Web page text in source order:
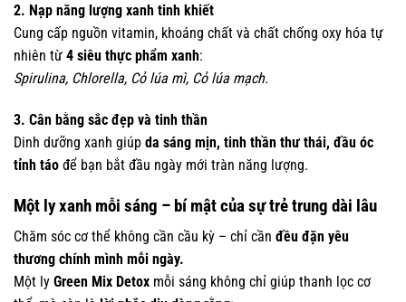
2. Nạp năng lượng xanh tinh khiết
Cung cấp nguồn vitamin, khoáng chất và chất chống oxy hóa tự
nhiên từ 4 siêu thực phẩm xanh:
Spirulina, Chlorella, Cỏ lúa mì, Cỏ lúa mạch.
3. Cân bằng sắc đẹp và tinh thần
Dinh dưỡng xanh giúp da sáng mịn, tinh thần thư thái, đầu óc
tỉnh táo để bạn bắt đầu ngày mới tràn năng lượng.
Một ly xanh mỗi sáng – bí mật của sự trẻ trung dài lâu
Chăm sóc cơ thể không cần cầu kỳ – chỉ cần đều đặn yêu
thương chính mình mỗi ngày.
Một ly Green Mix Detox mỗi sáng không chỉ giúp thanh lọc cơ